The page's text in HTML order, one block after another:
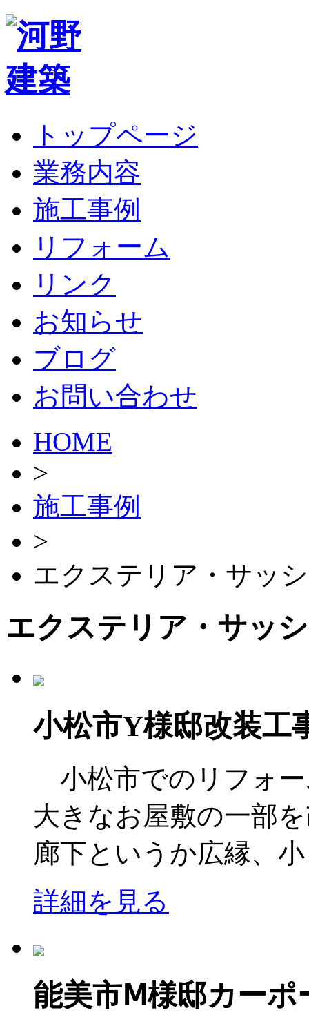
トップページ
業務内容
施工事例
リフォーム
リンク
お知らせ
ブログ
お問い合わせ
HOME
>
施工事例
>
エクステリア・サッシ
エクステリア・サッ
小松市Y様邸改装工
小松市でのリフォ
大きなお屋敷の一部
廊下というか広縁、
詳細を見る
能美市Ⅿ様邸カーポ